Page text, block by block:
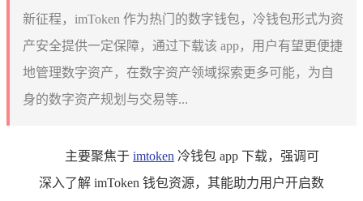
新征程，imToken 作为热门的数字钱包，冷钱包形式为资
产安全提供一定保障，通过下载该 app，用户有望更便捷
地管理数字资产，在数字资产领域探索更多可能，为自
身的数字资产规划与交易等...
主要聚焦于 imtoken 冷钱包 app 下载，强调可
深入了解 imToken 钱包资源，其能助力用户开启数